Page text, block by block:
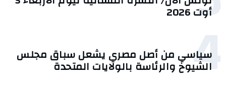
أوت 2026
4
سياسي من أصل مصري يشعل سباق مجلس
الشيوخ والرئاسة بالولايات المتحدة